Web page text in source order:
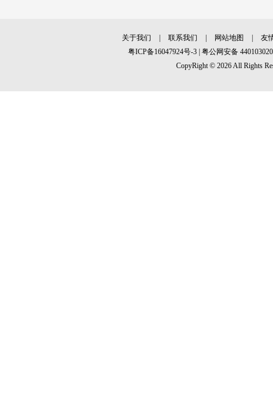
关于我们 联系我们 网站地图
友
粤ICP备16047924号-3 粤公网安备
CopyRight © 2026 All Rights